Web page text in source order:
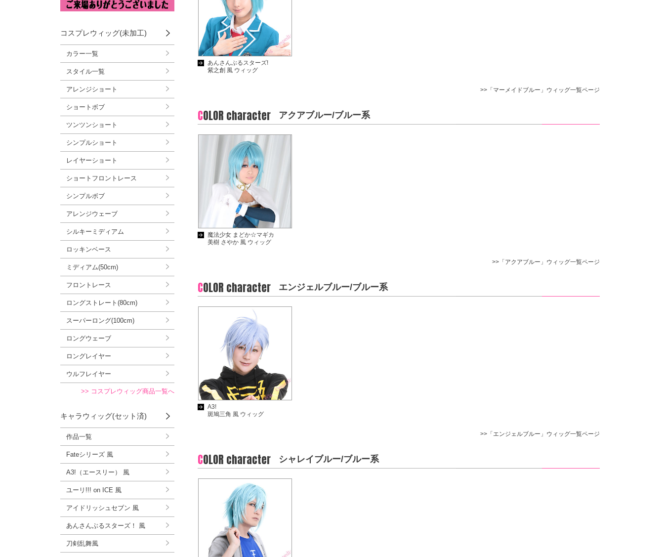
あんさんぶるスターズ!
紫之創 風 ウィッグ
>>「マーメイドブルー」ウィッグ一覧ページ
COLOR character アクアブルー/ブルー系
魔法少女 まどか☆マギカ
美樹 さやか 風 ウィッグ
>>「アクアブルー」ウィッグ一覧ページ
COLOR character エンジェルブルー/ブルー系
A3!
斑鳩三角 風 ウィッグ
>>「エンジェルブルー」ウィッグ一覧ページ
COLOR character シャレイブルー/ブルー系
コスプレウィッグ(未加工)
カラー一覧
スタイル一覧
アレンジショート
ショートボブ
ツンツンショート
シンプルショート
レイヤーショート
ショートフロントレース
シンプルボブ
アレンジウェーブ
シルキーミディアム
ロッキンベース
ミディアム(50cm)
フロントレース
ロングストレート(80cm)
スーパーロング(100cm)
ロングウェーブ
ロングレイヤー
ウルフレイヤー
>> コスプレウィッグ商品一覧へ
キャラウィッグ(セット済)
作品一覧
Fateシリーズ 風
A3!（エースリー） 風
ユーリ!!! on ICE 風
アイドリッシュセブン 風
あんさんぶるスターズ！ 風
刀剣乱舞風